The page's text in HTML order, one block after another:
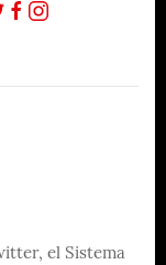
el Sistema